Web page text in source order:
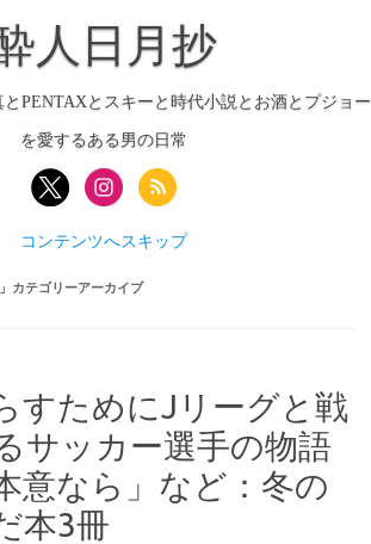
人日月抄
PENTAXとスキーと時代小説とお酒とプジョー
を愛するある男の日常
コンテンツへスキップ
」カテゴリーアーカイブ
すためにJリーグと戦
サッカー選手の物語
意なら」など：冬の
本3冊